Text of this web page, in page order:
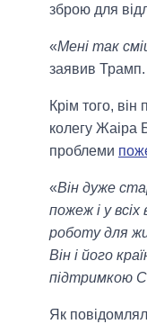
зброю для
«Мені так
заявив Трамп.
Крім того,
колегу Жаіра
проблеми
«Він дуже
пожеж і у всіх
роботу для
Він і його
підтримкою
Як